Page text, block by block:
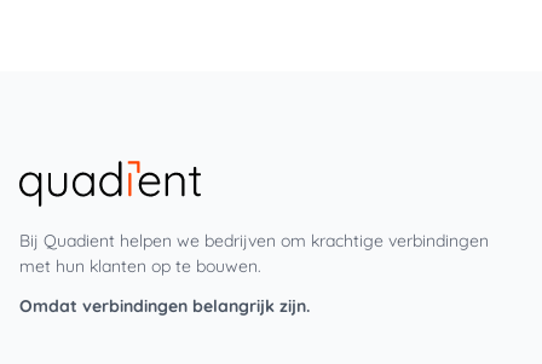
Bij Quadient helpen we bedrijven om krachtige verbindingen
met hun klanten op te bouwen.
Omdat verbindingen belangrijk zijn.